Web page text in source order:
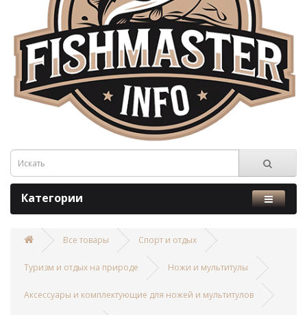
Категории
Все товары Спорт и отдых
Туризм и отдых на природе Ножи и мультитулы
Аксессуары и комплектующие для ножей и мультитулов